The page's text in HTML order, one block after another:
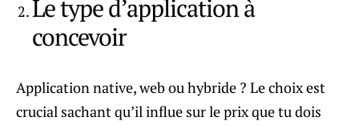
Le type d’application à
concevoir
Application native, web ou hybride ? Le choix est
crucial sachant qu’il influe sur le prix que tu dois